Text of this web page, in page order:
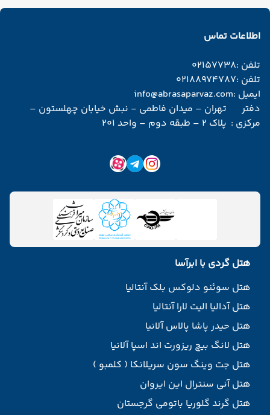
اطلاعات تماس
تلفن :02157738
تلفن :02188974787
ایمیل :info@abrasaparvaz.com
دفتر
مرکزی :
تهران – میدان فاطمی - نبش خیابان چهلستون –
پلاک 2 – طبقه دوم – واحد 201
هتل گردی با ابرآسا
هتل سوئنو دلوکس بلک آنتالیا
هتل آدالیا الیت لارا آنتالیا
هتل حیدر پاشا پالاس آلانیا
هتل لانگ بیچ ریزورت اند اسپا آلانیا
هتل جت وینگ سون سریلانکا ( کلمبو )
هتل آنی سنترال این ایروان
هتل گرند گلوریا باتومی گرجستان